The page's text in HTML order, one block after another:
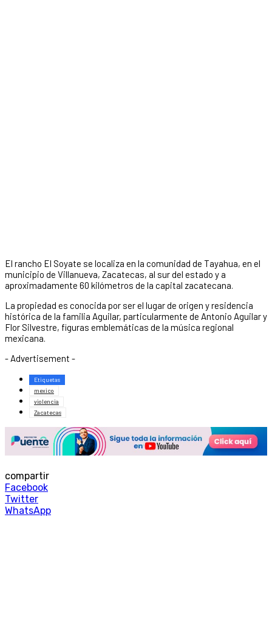
El rancho El Soyate se localiza en la comunidad de Tayahua, en el
municipio de Villanueva, Zacatecas, al sur del estado y a
aproximadamente 60 kilómetros de la capital zacatecana.
La propiedad es conocida por ser el lugar de origen y residencia
histórica de la familia Aguilar, particularmente de Antonio Aguilar y
Flor Silvestre, figuras emblemáticas de la música regional
mexicana.
- Advertisement -
Etiquetas
mexico
violencia
Zacatecas
compartir
Facebook
Twitter
WhatsApp